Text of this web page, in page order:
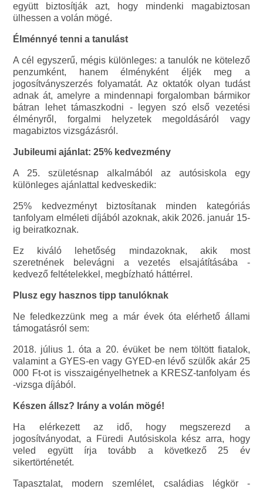
együtt biztosítják azt, hogy mindenki magabiztosan
ülhessen a volán mögé.
Élménnyé tenni a tanulást
A cél egyszerű, mégis különleges: a tanulók ne kötelező
penzumként, hanem élményként éljék meg a
jogosítványszerzés folyamatát. Az oktatók olyan tudást
adnak át, amelyre a mindennapi forgalomban bármikor
bátran lehet támaszkodni - legyen szó első vezetési
élményről, forgalmi helyzetek megoldásáról vagy
magabiztos vizsgázásról.
Jubileumi ajánlat: 25% kedvezmény
A 25. születésnap alkalmából az autósiskola egy
különleges ajánlattal kedveskedik:
25% kedvezményt biztosítanak minden kategóriás
tanfolyam elméleti díjából azoknak, akik 2026. január 15-
ig beiratkoznak.
Ez kiváló lehetőség mindazoknak, akik most
szeretnének belevágni a vezetés elsajátításába -
kedvező feltételekkel, megbízható háttérrel.
Plusz egy hasznos tipp tanulóknak
Ne feledkezzünk meg a már évek óta elérhető állami
támogatásról sem:
2018. július 1. óta a 20. évüket be nem töltött fiatalok,
valamint a GYES-en vagy GYED-en lévő szülők akár 25
000 Ft-ot is visszaigényelhetnek a KRESZ-tanfolyam és
-vizsga díjából.
Készen állsz? Irány a volán mögé!
Ha elérkezett az idő, hogy megszerezd a
jogosítványodat, a Füredi Autósiskola kész arra, hogy
veled együtt írja tovább a következő 25 év
sikertörténetét.
Tapasztalat, modern szemlélet, családias légkör -